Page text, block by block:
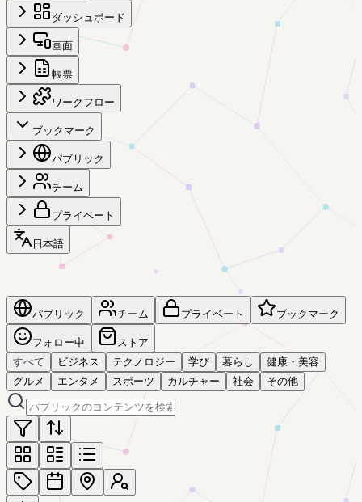
ダッシュボード
画面
帳票
ワークフロー
ブックマーク
パブリック
チーム
プライベート
日本語
パブリック チーム プライベート ブックマーク
フォロー中
ストア
すべて
ビジネス テクノロジー 学び 暮らし
健康・美容
グルメ
エンタメ スポーツ カルチャー 社会 その他